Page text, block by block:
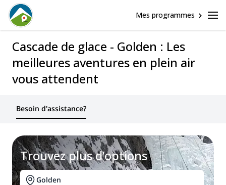
Mes programmes
Cascade de glace - Golden : Les
meilleures aventures en plein air
vous attendent
Besoin d'assistance?
Trouvez plus d’options
Golden